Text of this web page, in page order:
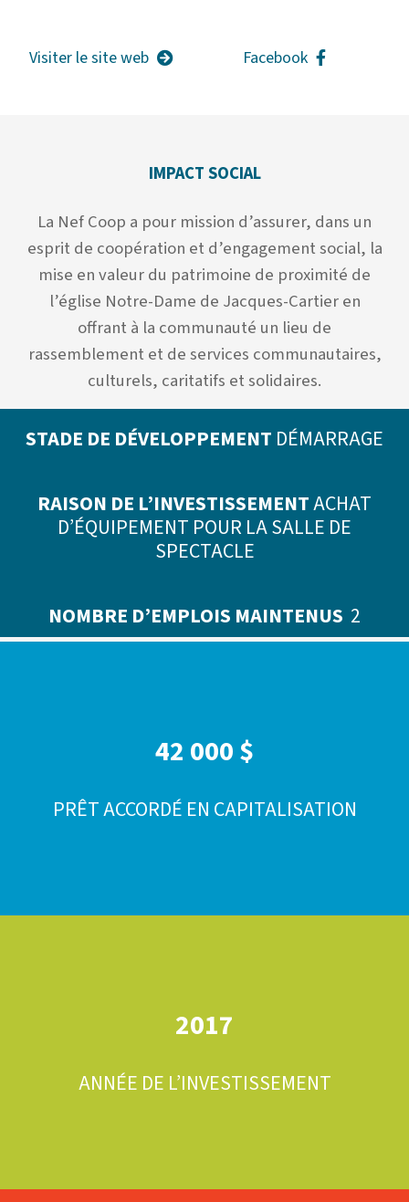
Visiter le site web Facebook
IMPACT SOCIAL
La Nef Coop a pour mission d’assurer, dans un
esprit de coopération et d’engagement social, la
mise en valeur du patrimoine de proximité de
l’église Notre-Dame de Jacques-Cartier en
offrant à la communauté un lieu de
rassemblement et de services communautaires,
culturels, caritatifs et solidaires.
STADE DE DÉVELOPPEMENT DÉMARRAGE
RAISON DE L’INVESTISSEMENTACHAT
D’ÉQUIPEMENT POUR LA SALLE DE
SPECTACLE
NOMBRE D’EMPLOIS MAINTENUS 2
42 000 $
PRÊT ACCORDÉ EN CAPITALISATION
2017
ANNÉE DE L’INVESTISSEMENT